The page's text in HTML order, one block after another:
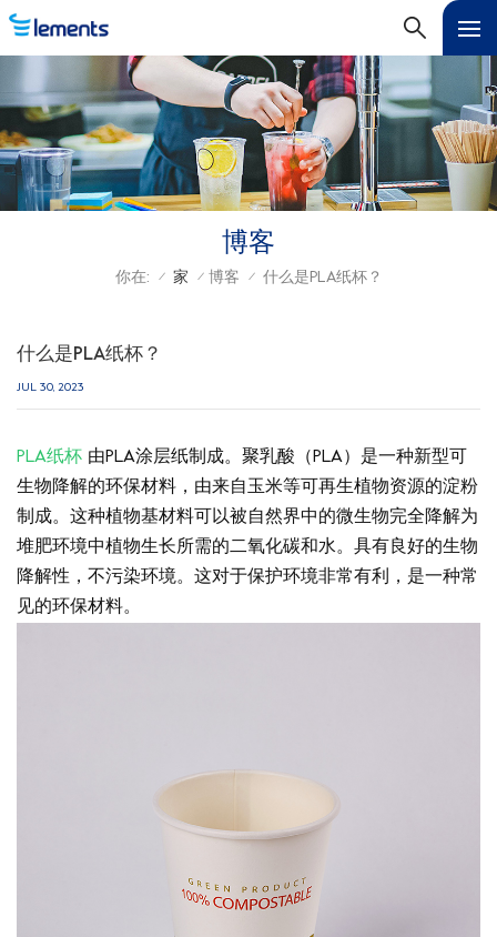
博客
你在: / 家 / 博客 / 什么是PLA纸杯？
什么是PLA纸杯？
JUL 30, 2023
PLA纸杯 由PLA涂层纸制成。聚乳酸（PLA）是一种新型可
生物降解的环保材料，由来自玉米等可再生植物资源的淀粉
制成。这种植物基材料可以被自然界中的微生物完全降解为
堆肥环境中植物生长所需的二氧化碳和水。具有良好的生物
降解性，不污染环境。这对于保护环境非常有利，是一种常
见的环保材料。